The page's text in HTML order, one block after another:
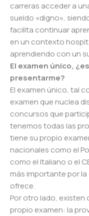
carreras acceder a
sueldo «digno»,
facilita continuar
en un contexto
aprendiendo con un
El examen único,
presentarme?
El examen único, tal
examen que nuclea
concursos que
tenemos todas las
tiene su propio
nacionales como el
como el Italiano o el
más importante por
ofrece.
Por otro lado,
propio examen: la